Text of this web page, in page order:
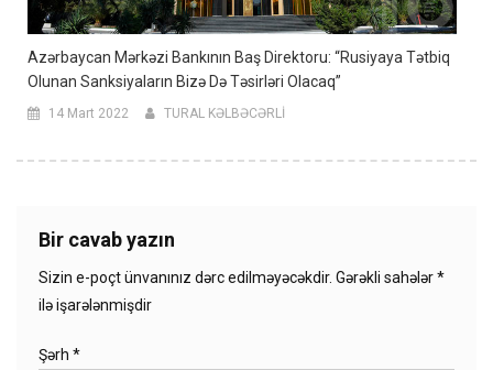
Azərbaycan Mərkəzi Bankının Baş Direktoru: “Rusiyaya Tətbiq
Olunan Sanksiyaların Bizə Də Təsirləri Olacaq”
14 Mart 2022 TURAL KƏLBƏCƏRLİ
Bir cavab yazın
Sizin e-poçt ünvanınız dərc edilməyəcəkdir. Gərəkli sahələr*
ilə işarələnmişdir
Şərh *